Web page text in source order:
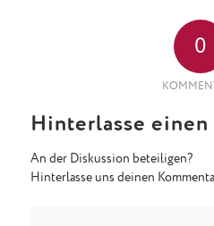
0
Hinterlasse einen
An der Diskussion beteiligen?
Hinterlasse uns deinen